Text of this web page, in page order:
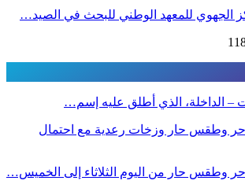
الجهوي للمعهد الوطني للبحث في الصيد…
– الداخلة، الذي أطلق عليه إسم…
حر وطقس حار وزخات رعدية مع احتمال
حر وطقس حار من اليوم الثلاثاء إلى الخميس…